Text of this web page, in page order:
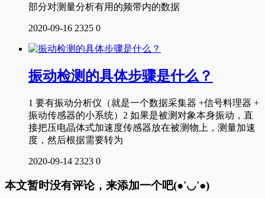
部分对测量分析有用的频带内的数据
2020-09-16 2325 0
振动检测的具体步骤是什么？
1 要有振动分析仪（就是一个数据采集器 +信号料理器 +
振动传感器的小系统）2 如果是被测对象本身振动，直
接把压电晶体式加速度传感器放在被测物上，测量加速
度，然后根据需要转为
2020-09-14 2323 0
本文暂时没有评论，来添加一个吧(●'◡'●)